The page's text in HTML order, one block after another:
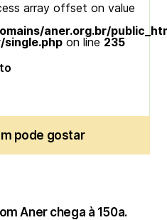
array offset on value
aner.org.br/
on line 235
pode gostar
Aner chega à 150a.